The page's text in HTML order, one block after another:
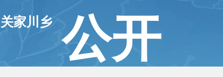
公开
家川乡